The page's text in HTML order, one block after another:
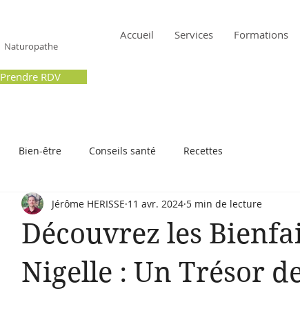
Naturopathe
Prendre RDV
Accueil Services Formations
Bien-être Conseils santé Recettes
Découvrez les
Nigelle : Un Trésor
Jérôme HERISSE 11 avr. 2024 5 min de lecture